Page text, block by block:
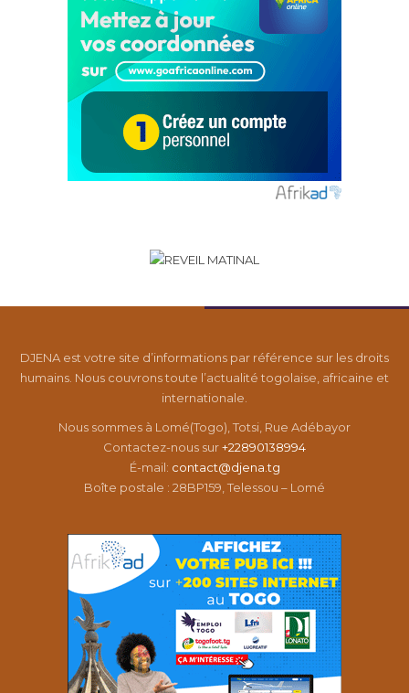
DJENA est votre site d’informations par référence sur les droits
humains. Nous couvrons toute l’actualité togolaise, africaine et
internationale.
Nous sommes à Lomé(Togo), Totsi, Rue Adébayor
Contactez-nous sur+22890138994
É-mail: contact@djena.tg
Boîte postale : 28BP159, Telessou – Lomé